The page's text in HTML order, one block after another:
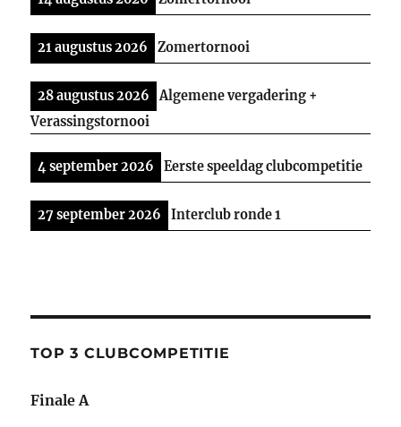
21 augustus 2026 Zomertornooi
28 augustus 2026
Algemene vergadering +
Verassingstornooi
4 september 2026 Eerste speeldag clubcompetitie
27 september 2026 Interclub ronde 1
TOP 3 CLUBCOMPETITIE
Finale A